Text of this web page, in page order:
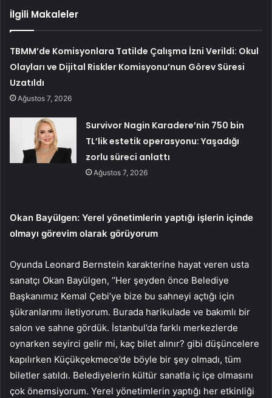
İlgili Makaleler
TBMM’de Komisyonlara Tatilde Çalışma İzni Verildi: Okul
Olayları ve Dijital Riskler Komisyonu’nun Görev Süresi
Uzatıldı
Ağustos 7, 2026
Survivor Nagin Karadere’nin 750 bin
TL’lik estetik operasyonu: Yaşadığı
zorlu süreci anlattı
Ağustos 7, 2026
Okan Bayülgen: Yerel yönetimlerin yaptığı işlerin içinde
olmayı görevim olarak görüyorum
Oyunda Leonard Bernstein karakterine hayat veren usta
sanatçı Okan Bayülgen, ‘’Her şeyden önce Belediye
Başkanımız Kemal Çebi’ye bize bu sahneyi açtığı için
şükranlarımı iletiyorum. Burada harikulade ve bakımlı bir
salon ve sahne gördük. İstanbul’da farklı merkezlerde
oynarken seyirci gelir mi, kaç bilet alınır? gibi düşüncelere
kapılırken Küçükçekmece’de böyle bir şey olmadı, tüm
biletler satıldı. Belediyelerin kültür sanatla iç içe olmasını
çok önemsiyorum. Yerel yönetimlerin yaptığı her etkinliği